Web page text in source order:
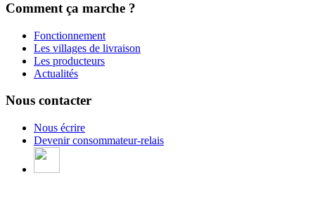
Comment ça marche ?
Fonctionnement
Les villages de livraison
Les producteurs
Actualités
Nous contacter
Nous écrire
Devenir consommateur-relais